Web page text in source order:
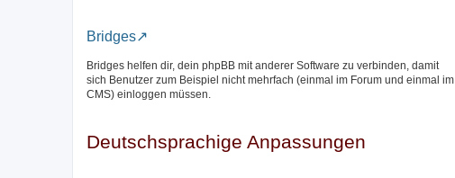
Bridges
Bridges helfen dir, dein phpBB mit anderer Software zu verbinden, damit
sich Benutzer zum Beispiel nicht mehrfach (einmal im Forum und einmal im
CMS) einloggen müssen.
Deutschsprachige Anpassungen